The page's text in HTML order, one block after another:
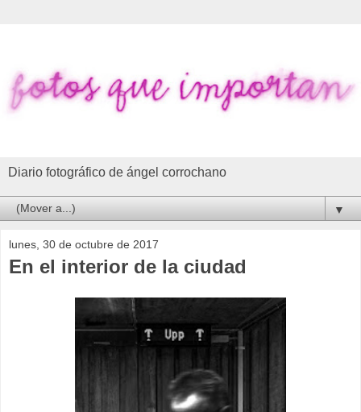
Diario fotográfico de ángel corrochano
▼
lunes, 30 de octubre de 2017
En el interior de la ciudad